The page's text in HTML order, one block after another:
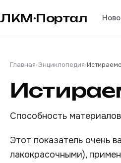
ЛКМ·Портал
Главная›Энциклопедия›
Способность
Этот показатель очень
лакокрасочными),